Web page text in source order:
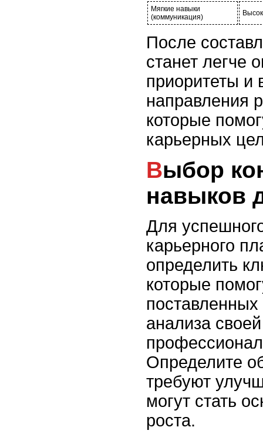
Мягкие навыки
(коммуникация)
После
станет легче
приоритеты и
направления
которые
карьерных
Выбор конкретных
навыков
Для
карьерного
определить
которые
анализа
Определите
требуют
могут стать
роста.